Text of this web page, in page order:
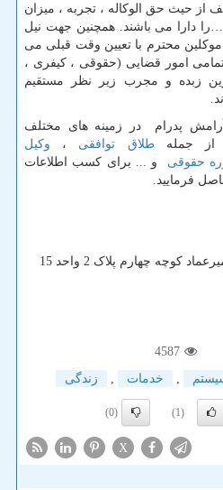
از حیث حق الوکاله ، تجربه ، میزان
دارا می باشند. همچنین جهت نیل
محترم با تعیین وقت قبلی می
تمامی امور قضایی (حقوقی ، کیفری ،
زبده و مجرب زیر نظر مستقیم
پدرام در زمینه های مختلف
از جملهطلاق توافقی ، وکیل
حقوقی و ... برای کسب اطلاعات
فرمایید.
کوچه چهارم پلاک 2 واحد 15
4587
, خدمات , زندگی
(1)
(0)
X